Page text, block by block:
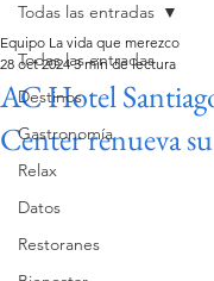
Todas las entradas
Destinos
Gastronomía
Relax
Datos
Restoranes
Todas las entradas
AC Hotel
Center renueva
Equipo La vida que merezco
28 oct 2024 3 min de lectura